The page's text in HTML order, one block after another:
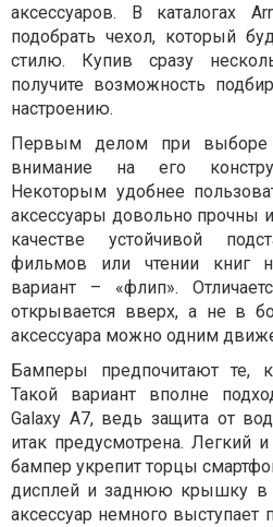
аксессуаров. В каталогах
подобрать чехол, который
стилю. Купив сразу
получите возможность
настроению.
Первым делом при выборе
внимание на его
Некоторым удобнее
аксессуары довольно прочны
качестве устойчивой
фильмов или чтении книг
вариант – «флип».
открывается вверх, а не в
аксессуара можно одним
Бамперы предпочитают те,
Такой вариант вполне
Galaxy A7, ведь защита от
итак предусмотрена.
бампер укрепит торцы
дисплей и заднюю крышку в
аксессуар немного выступает